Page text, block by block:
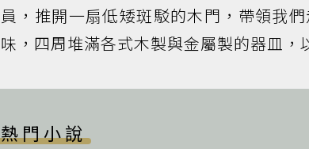
員，推開一扇低矮斑駁的木門，帶領我
味，四周堆滿各式木製與金屬製的器皿，
熱門小說